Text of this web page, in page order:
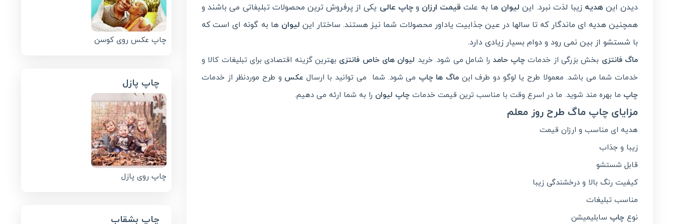
دیدن این هدیه زیبا لذت نبرد. اینلیوان ها به علت قیمت ارزان وچاپ عالی یکی از پرفروش ترین محصولات تبلیغاتی می باشند و
همچنین هدیه ای ماندگار که تا سالها در عین جذابیت یاداور محصولات شما نیز هستند. ساختار این لیوان ها به گونه ای است که
با شستشو از بین نمی رود و دوام بسیار زیادی دارد.
ماگ فانتزی بخش بزرگی از خدماتچاپ حامد را شامل می شود. خرید لیوان های خاص فانتزی بهترین گزینه اقتصادی برای تبلیغات کالا و
خدمات شما می باشد. معمولا طرح یا لوگو دو طرف این ماگ ها چاپ می شود. شما می توانید با ارسال عکس و طرح موردنظر از خدمات
چاپ ما بهره مند شوید. ما در اسرع وقت با مناسب ترین قیمت خدمات چاپ لیوان را به شما ارئه می دهیم.
مزایای چاپ ماگ طرح روز معلم
هدیه ای مناسب و ارزان قیمت
زیبا و جذاب
قابل شستشو
کیفیت رنگ بالا و درخشندگی زیبا
مناسب تبلیغات
نوع چاپ سابلیمیشن
چاپ عکس روی کوسن
چاپ پازل
چاپ روی پازل
چاپ بشقاب